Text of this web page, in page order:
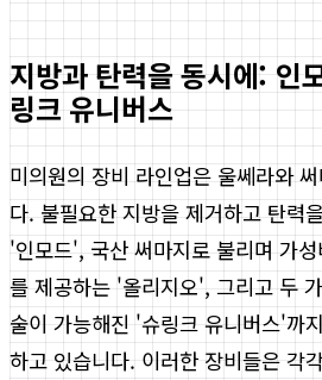
지방과 탄력을 동시에: 인
링크 유니버스
미의원의 장비 라인업은 울쎄라와
다. 불필요한 지방을 제거하고 탄력
'인모드', 국산 써마지로 불리며 가
를 제공하는 '올리지오', 그리고 두
술이 가능해진 '슈링크 유니버스'까
하고 있습니다. 이러한 장비들은 각